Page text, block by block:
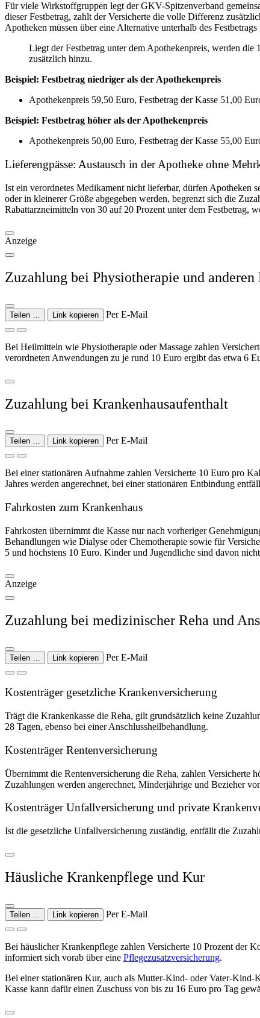
Für viele Wirkstoffgruppen legt der GKV-Spitzenverband
dieser Festbetrag, zahlt der Versicherte die volle Differenz
Apotheken müssen über eine Alternative unterhalb des
Liegt der Festbetrag unter dem Apothekenpreis, werden
zusätzlich hinzu.
Beispiel: Festbetrag niedriger als der Apothekenpreis
Apothekenpreis 59,50 Euro, Festbetrag der Kasse 51,00
Beispiel: Festbetrag höher als der Apothekenpreis
Apothekenpreis 50,00 Euro, Festbetrag der Kasse 55,00
Lieferengpässe: Austausch in der Apotheke ohne
Ist ein verordnetes Medikament nicht lieferbar, dürfen Apotheken
oder in kleinerer Größe abgegeben werden, begrenzt sich die
Rabattarzneimitteln von 30 auf 20 Prozent unter dem Festbetrag,
Anzeige
Zuzahlung bei Physiotherapie und
Teilen … Link kopieren Per E-Mail
Bei Heilmitteln wie Physiotherapie oder Massage zahlen
verordneten Anwendungen zu je rund 10 Euro ergibt das etwa 6
Zuzahlung bei Krankenhausaufenthalt
Teilen … Link kopieren Per E-Mail
Bei einer stationären Aufnahme zahlen Versicherte 10 Euro pro
Jahres werden angerechnet, bei einer stationären Entbindung
Fahrkosten zum Krankenhaus
Fahrkosten übernimmt die Kasse nur nach vorheriger
Behandlungen wie Dialyse oder Chemotherapie sowie für
5 und höchstens 10 Euro. Kinder und Jugendliche sind davon
Anzeige
Zuzahlung bei medizinischer Reha und
Teilen … Link kopieren Per E-Mail
Kostenträger gesetzliche Krankenversicherung
Trägt die Krankenkasse die Reha, gilt grundsätzlich keine
28 Tagen, ebenso bei einer Anschlussheilbehandlung.
Kostenträger Rentenversicherung
Übernimmt die Rentenversicherung die Reha, zahlen Versicherte
Zuzahlungen werden angerechnet, Minderjährige und Bezieher
Kostenträger Unfallversicherung und private
Ist die gesetzliche Unfallversicherung zuständig, entfällt die
Häusliche Krankenpflege und Kur
Teilen … Link kopieren Per E-Mail
Bei häuslicher Krankenpflege zahlen Versicherte 10 Prozent der
informiert sich vorab über eine Pflegezusatzversicherung.
Bei einer stationären Kur, auch als Mutter-Kind- oder Vater-
Kasse kann dafür einen Zuschuss von bis zu 16 Euro pro Tag